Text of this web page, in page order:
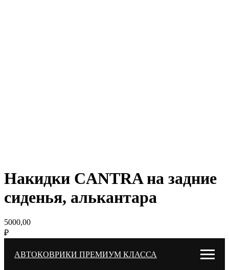
Накидки CANTRA на задние
сиденья, алькантара
5000,00
₽
АВТОКОВРИКИ ПРЕМИУМ КЛАССА